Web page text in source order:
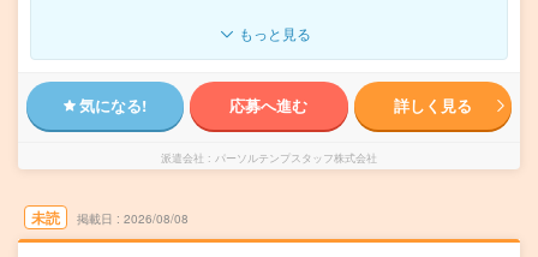
もっと見る
気になる! 応募へ進む 詳しく見る
派遣会社 パーソルテンプスタッフ株式会社
未読 掲載日 2026/08/08